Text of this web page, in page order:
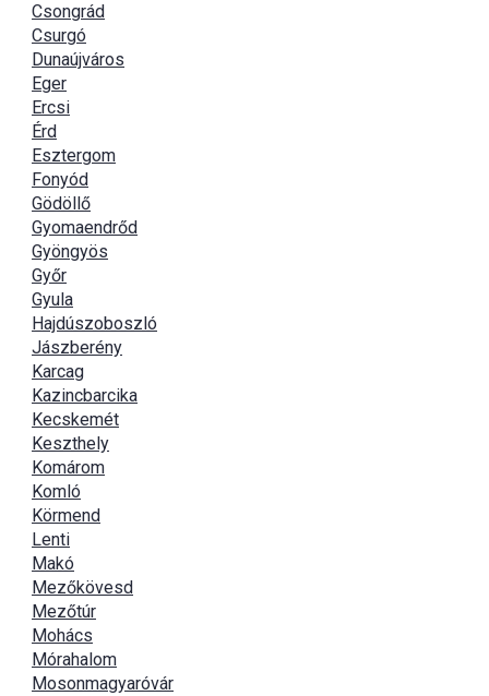
Csongrád
Csurgó
Dunaújváros
Eger
Ercsi
Érd
Esztergom
Fonyód
Gödöllő
Gyomaendrőd
Gyöngyös
Győr
Gyula
Hajdúszoboszló
Jászberény
Karcag
Kazincbarcika
Kecskemét
Keszthely
Komárom
Komló
Körmend
Lenti
Makó
Mezőkövesd
Mezőtúr
Mohács
Mórahalom
Mosonmagyaróvár